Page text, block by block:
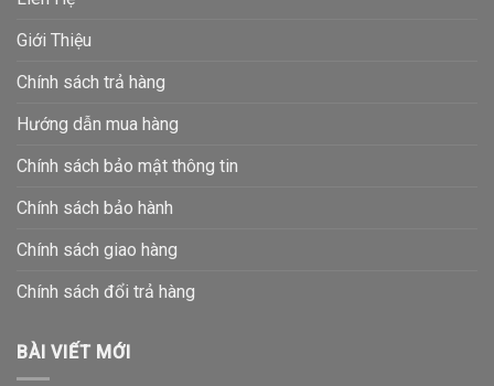
Giới Thiệu
Chính sách trả hàng
Hướng dẫn mua hàng
Chính sách bảo mật thông tin
Chính sách bảo hành
Chính sách giao hàng
Chính sách đổi trả hàng
BÀI VIẾT MỚI